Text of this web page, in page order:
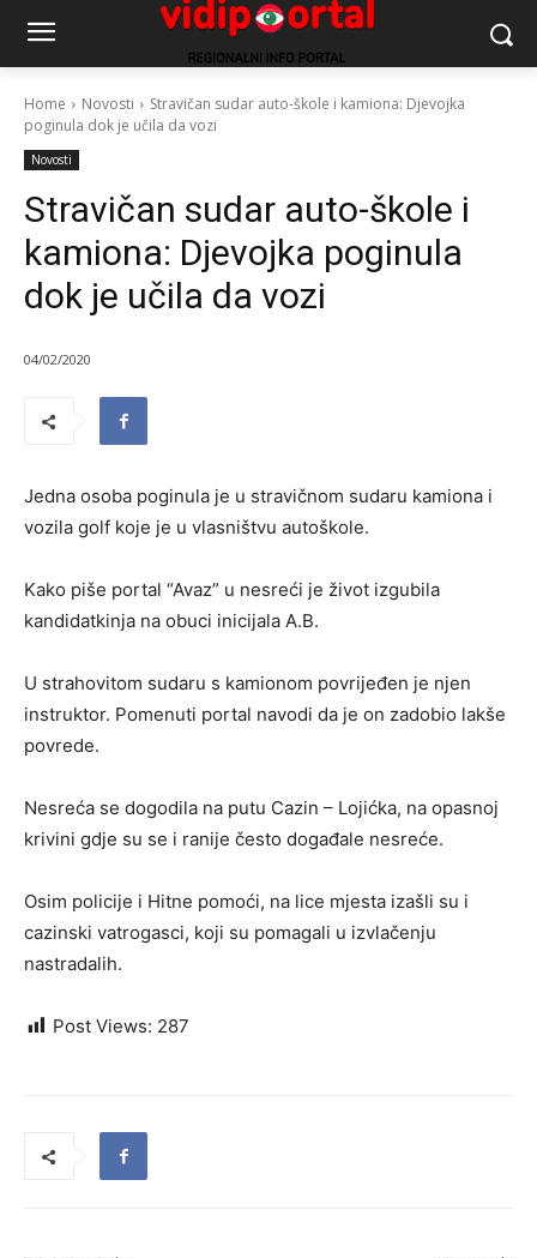
Home Novosti
Stravičan sudar auto-škole i kamiona: Djevojka
poginula dok je učila da vozi
Novosti
Stravičan sudar auto-škole i
kamiona: Djevojka poginula
dok je učila da vozi
04/02/2020
Jedna osoba poginula je u stravičnom sudaru kamiona i
vozila golf koje je u vlasništvu autoškole.
Kako piše portal “Avaz” u nesreći je život izgubila
kandidatkinja na obuci inicijala A.B.
U strahovitom sudaru s kamionom povrijeđen je njen
instruktor. Pomenuti portal navodi da je on zadobio lakše
povrede.
Nesreća se dogodila na putu Cazin – Lojićka, na opasnoj
krivini gdje su se i ranije često događale nesreće.
Osim policije i Hitne pomoći, na lice mjesta izašli su i
cazinski vatrogasci, koji su pomagali u izvlačenju
nastradalih.
Post Views: 287